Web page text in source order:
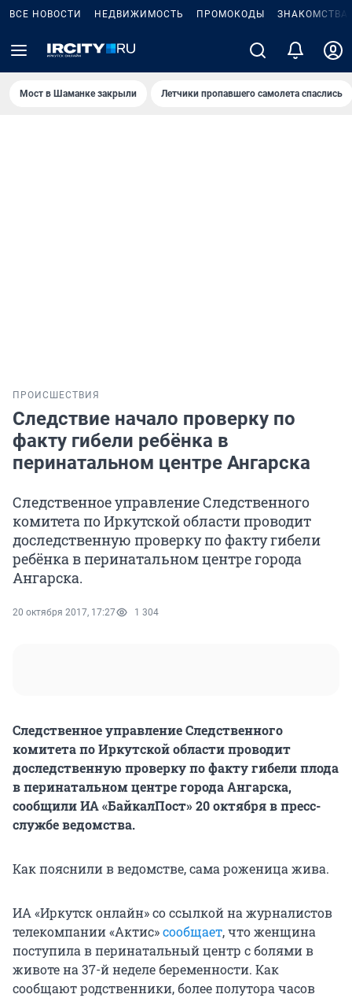
ВСЕ НОВОСТИ НЕДВИЖИМОСТЬ ПРОМОКОДЫ ЗНАКОМСТВА
Мост в Шаманке закрыли Летчики пропавшего самолета спаслись
ПРОИСШЕСТВИЯ
Следствие начало проверку по
факту гибели ребёнка в
перинатальном центре Ангарска
Следственное управление Следственного
комитета по Иркутской области проводит
доследственную проверку по факту гибели
ребёнка в перинатальном центре города
Ангарска.
20 октября 2017, 17:27 1 304
Следственное управление Следственного
комитета по Иркутской области проводит
доследственную проверку по факту гибели плода
в перинатальном центре города Ангарска,
сообщили ИА «БайкалПост» 20 октября в пресс-
службе ведомства.
Как пояснили в ведомстве, сама роженица жива.
ИА «Иркутск онлайн» со ссылкой на журналистов
телекомпании «Актис»сообщает, что женщина
поступила в перинатальный центр с болями в
животе на 37-й неделе беременности. Как
сообщают родственники, более полутора часов